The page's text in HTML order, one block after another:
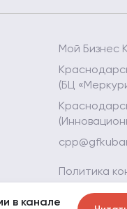
в канале
Мой Бизнес
(БЦ
Политика
Политика в